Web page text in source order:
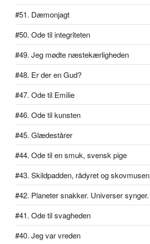
#51. Dæmonjagt
#50. Ode til integriteten
#49. Jeg mødte næstekærligheden
#48. Er der en Gud?
#47. Ode til Emilie
#46. Ode til kunsten
#45. Glædestårer
#44. Ode til en smuk, svensk pige
#43. Skildpadden, rådyret og skovmusen
#42. Planeter snakker. Universer synger.
#41. Ode til svagheden
#40. Jeg var vreden